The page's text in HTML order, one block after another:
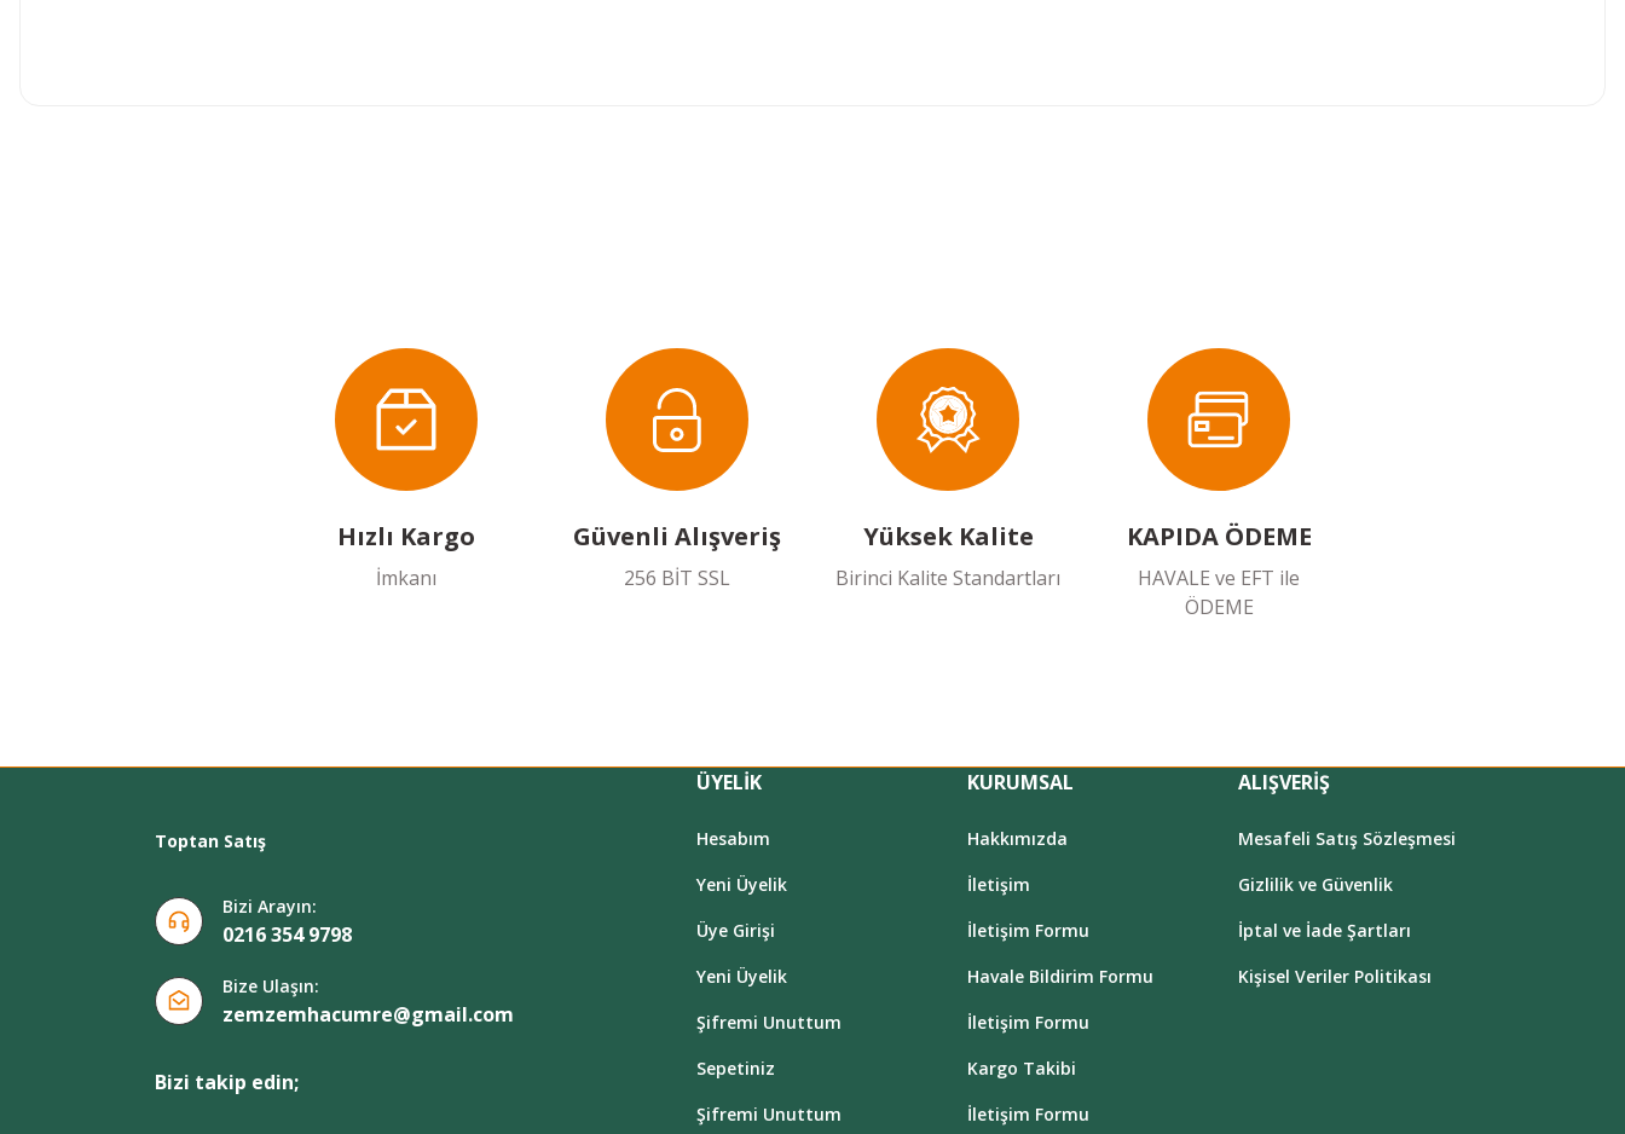
Ürün fiyatı diğer sitelerden daha pahalı.
Bu ürüne benzer farklı alternatifler olmalı.
Gönder
Hızlı Kargo
İmkanı
Güvenli Alışveriş
256 BİT SSL
Yüksek Kalite
Birinci Kalite Standartları
KAPIDA ÖDEME
HAVALE ve EFT ile
ÖDEME
Toptan Satış
Bizi Arayın:
0216 354 9798
Bize Ulaşın:
zemzemhacumre@gmail.com
Bizi takip edin;
ÜYELİK
Hesabım
Yeni Üyelik
Üye Girişi
Yeni Üyelik
Şifremi Unuttum
Sepetiniz
Şifremi Unuttum
KURUMSAL
Hakkımızda
İletişim
İletişim Formu
Havale Bildirim Formu
İletişim Formu
Kargo Takibi
İletişim Formu
ALIŞVERİŞ
Mesafeli Satış Sözleşmesi
Gizlilik ve Güvenlik
İptal ve İade Şartları
Kişisel Veriler Politikası